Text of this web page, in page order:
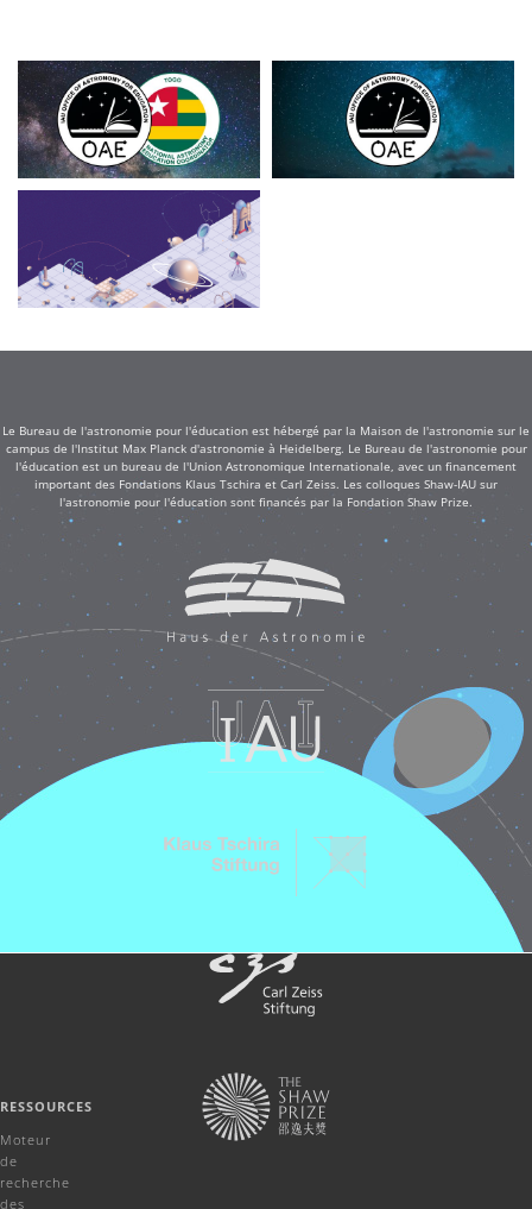
Le Bureau de l'astronomie pour l'éducation est hébergé par la Maison de l'astronomie sur le
campus de l'Institut Max Planck d'astronomie à Heidelberg. Le Bureau de l'astronomie pour
l'éducation est un bureau de l'Union Astronomique Internationale, avec un financement
important des Fondations Klaus Tschira et Carl Zeiss. Les colloques Shaw-IAU sur
l'astronomie pour l'éducation sont financés par la Fondation Shaw Prize.
RESSOURCES
Moteur
de
recherche
des